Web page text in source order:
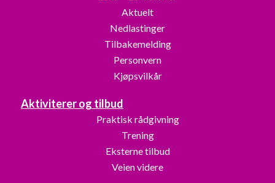
Aktuelt
Nedlastinger
Tilbakemelding
Personvern
Kjøpsvilkår
Aktiviterer og tilbud
Praktisk rådgivning
Trening
Eksterne tilbud
Veien videre